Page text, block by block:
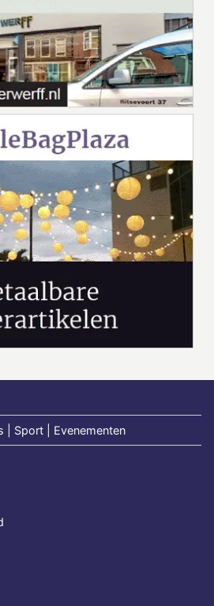
| Sport | Evenementen